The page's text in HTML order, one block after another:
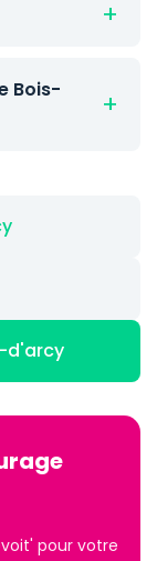
Bois-
d'arcy
pour votre